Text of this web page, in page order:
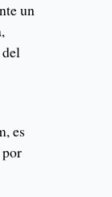
un
es
por